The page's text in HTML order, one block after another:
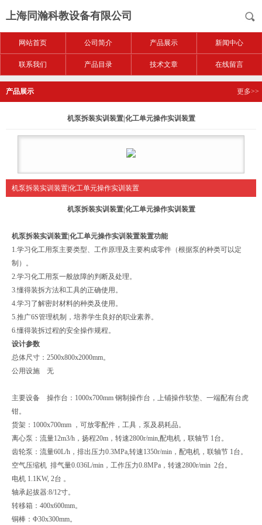
上海同瀚科教设备有限公司
网站首页 公司简介 产品展示 新闻中心
联系我们 产品目录 技术文章 在线留言
产品展示 更多>>
机泵拆装实训装置|化工单元操作实训装置
机泵拆装实训装置|化工单元操作实训装置
机泵拆装实训装置|化工单元操作实训装置
机泵拆装实训装置|化工单元操作实训装置装置功能
1.学习化工用泵主要类型、工作原理及主要构成零件（根据泵的种类可以定
制）。
2.学习化工用泵一般故障的判断及处理。
3.懂得装拆方法和工具的正确使用。
4.学习了解密封材料的种类及使用。
5.推广6S管理机制，培养学生良好的职业素养。
6.懂得装拆过程的安全操作规程。
设计参数
总体尺寸：2500x800x2000mm。
公用设施 无
主要设备 操作台：1000x700mm 钢制操作台，上铺操作软垫、一端配有台虎
钳。
货架：1000x700mm ，可放零配件，工具，泵及易耗品。
离心泵：流量12m3/h，扬程20m，转速2800r/min,配电机，联轴节 1台。
齿轮泵：流量60L/h，排出压力0.3MPa,转速1350r/min，配电机，联轴节 1台。
空气压缩机 排气量0.036L/min，工作压力0.8MPa，转速2800r/min 2台。
电机 1.1KW, 2台 。
轴承起拔器:8/12寸。
转移箱：400x600mm。
铜棒：Φ30x300mm。